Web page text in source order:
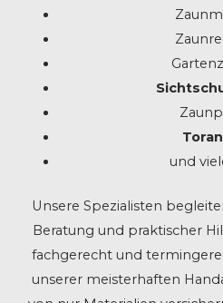
und
Unsere Spezialisten
Beratung und praktischer
fachgerecht und
unserer meisterhaften